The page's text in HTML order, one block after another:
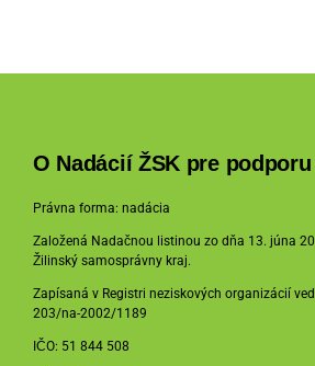
O Nadácií ŽSK pre
Právna forma: nadácia
Založená Nadačnou listinou zo dňa 13. júna
Žilinský samosprávny kraj.
Zapísaná v Registri neziskových organizácií
203/na-2002/1189
IČO: 51 844 508